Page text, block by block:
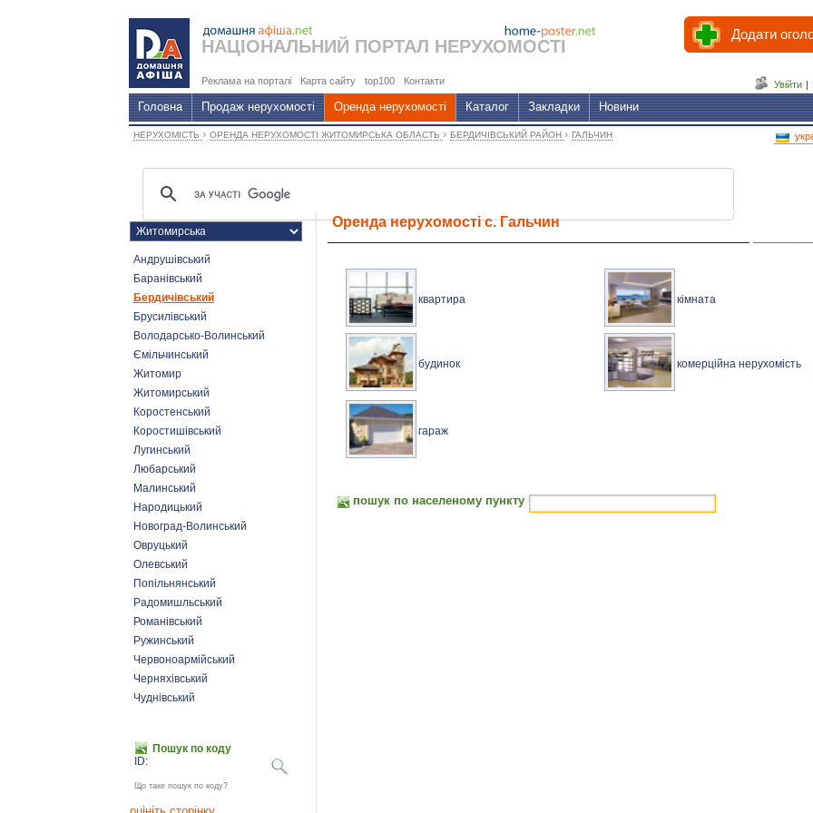
НАЦІОНАЛЬНИЙ ПОРТАЛ НЕРУХОМОСТІ
Додати
Реклама на порталі Карта сайту top100 Контакти Увійти |
Головна Продаж нерухомості Оренда нерухомості Каталог Закладки Новини
НЕРУХОМІСТЬ › ОРЕНДА НЕРУХОМОСТІ ЖИТОМИРСЬКА ОБЛАСТЬ › БЕРДИЧІВСЬКИЙ РАЙОН › ГАЛЬЧИН
Андрушівський
Баранівський
Бердичівський
Брусилівський
Володарсько-Волинський
Ємільчинський
Житомир
Житомирський
Коростенський
Коростишівський
Лугинський
Любарський
Малинський
Народицький
Новоград-Волинський
Овруцький
Олевський
Попільнянський
Радомишльський
Романівський
Ружинський
Червоноармійський
Черняхівський
Чуднівський
Пошук по коду
ID:
Що таке пошук по коду?
Оренда нерухомості с. Гальчин
квартира кімната
будинок комерційна нерухомість
гараж
пошук по населеному пункту